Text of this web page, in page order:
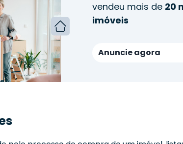
vendeu mais de 20
imóveis
Anuncie agora